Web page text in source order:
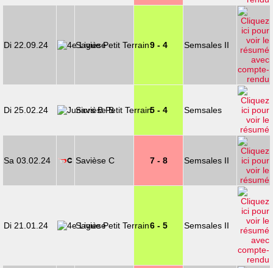
Di 22.09.24 Savièse 9 - 4 Semsales II
Di 25.02.24 Savièse B 5 - 4 Semsales
Sa 03.02.24 Savièse C 7 - 8 Semsales II
Di 21.01.24 Savièse 6 - 5 Semsales II